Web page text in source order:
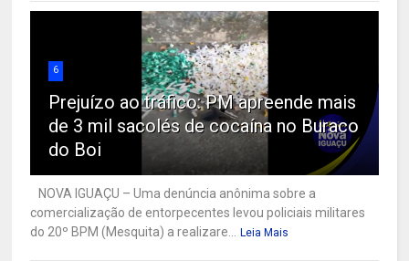
6
Prejuízo ao tráfico: PM apreende mais
de 3 mil sacolés de cocaína no Buraco
do Boi
NOVA IGUAÇU – Uma denúncia anônima sobre a
comercialização de entorpecentes levou policiais militares
do 20º BPM (Mesquita) a realizare...
Leia Mais